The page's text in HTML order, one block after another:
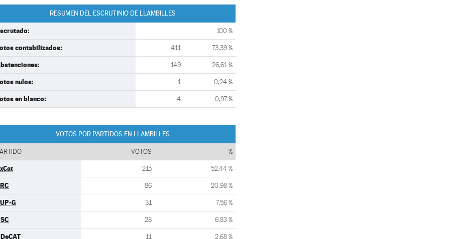
RESUMEN DEL ESCRUTINIO DE LLAMBILLES
100 %
contabilizados: 411 73,39 %
149 26,61 %
nulos: 1 0,24 %
en blanco: 4 0,97 %
VOTOS POR PARTIDOS EN LLAMBILLES
VOTOS %
215 52,44 %
86 20,98 %
G 31 7,56 %
28 6,83 %
11 2,68 %